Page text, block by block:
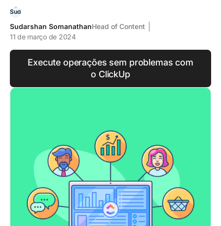
Sudarshan SomanathanHead of Content
11 de março de 2024
Execute operações sem problemas com
o ClickUp